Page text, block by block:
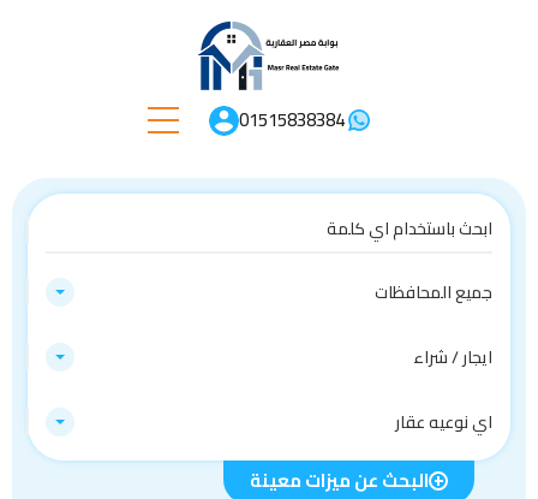
01515838384
جميع المحافظات
ايجار / شراء
اي نوعيه عقار
البحث عن ميزات معينة